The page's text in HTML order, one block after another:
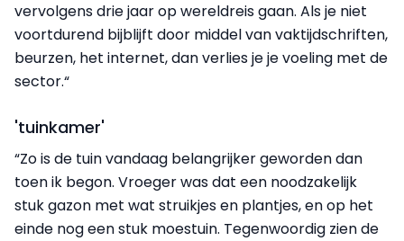
vervolgens drie jaar op wereldreis gaan. Als je niet
voortdurend bijblijft door middel van vaktijdschriften,
beurzen, het internet, dan verlies je je voeling met de
sector.“
'tuinkamer'
“Zo is de tuin vandaag belangrijker geworden dan
toen ik begon. Vroeger was dat een noodzakelijk
stuk gazon met wat struikjes en plantjes, en op het
einde nog een stuk moestuin. Tegenwoordig zien de